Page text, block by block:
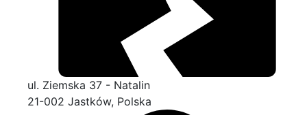
ul. Ziemska 37 - Natalin
21-002 Jastków, Polska